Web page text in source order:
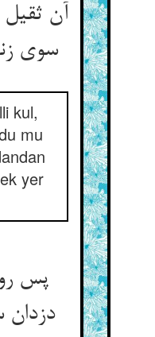
آن
سوی زندان شد رحیل
kul,
mu
yer
پس